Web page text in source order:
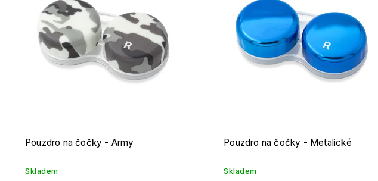
Abecedně
Pouzdro na čočky - Army
Skladem
Pouzdro na čočky - Metalické
Skladem